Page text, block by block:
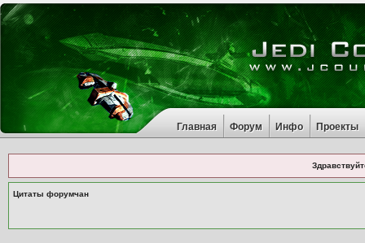
Главная Форум Инфо Проекты
Цитаты форумчан